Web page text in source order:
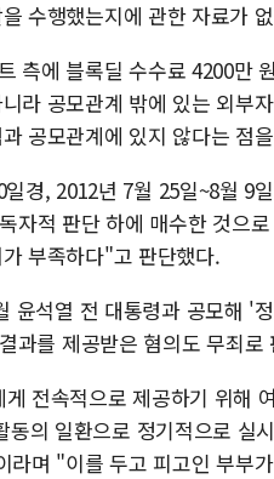
수행했는지에 관한 자료가
측에 블록딜 수수료 4200만
라 공모관계 밖에 있는 외부
공모관계에 있지 않다는 점
경, 2012년 7월 25일~8월 9
자적 판단 하에 매수한 것으
부족하다"고 판단했다.
윤석열 전 대통령과 공모해 '
과를 제공받은 혐의도 무죄로
전속적으로 제공하기 위해
의 일환으로 정기적으로 실
며 "이를 두고 피고인 부부